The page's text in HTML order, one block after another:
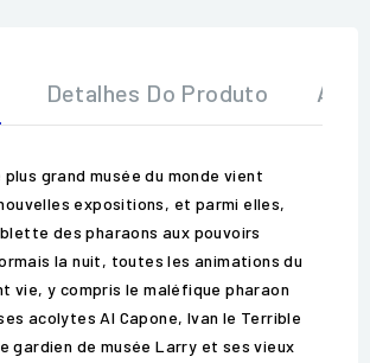
Detalhes Do Produto
plus grand musée du monde vient
expositions, et parmi elles,
des pharaons aux pouvoirs
la nuit, toutes les animations du
vie, y compris le maléfique pharaon
acolytes Al Capone, Ivan le Terrible
gardien de musée Larry et ses vieux